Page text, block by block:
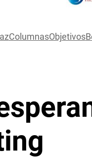
ColumnasObjetivos